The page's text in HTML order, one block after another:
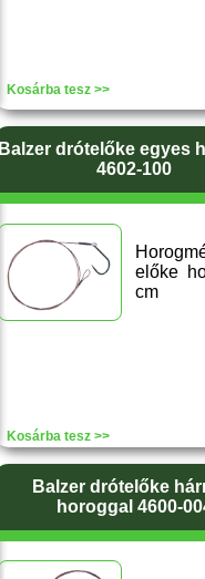
Kosárba tesz >>
Balzer drótelőke egyes
4602-100
előke
cm
Kosárba tesz >>
Balzer drótelőke
horoggal 4600-